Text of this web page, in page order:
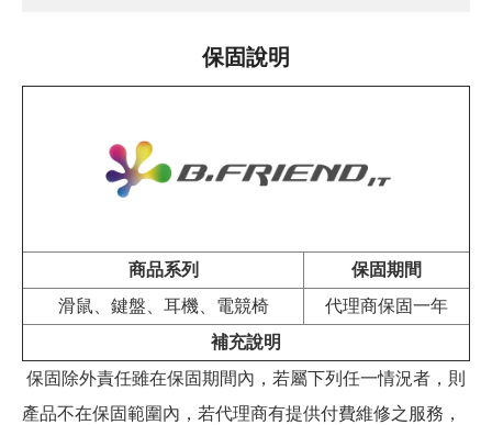
保固說明
商品系列
保固期間
滑鼠、鍵盤、耳機、電競椅
代理商保固一年
補充說明
保固除外責任雖在保固期間內，若屬下列任一情況者，則
產品不在保固範圍內，若代理商有提供付費維修之服務，